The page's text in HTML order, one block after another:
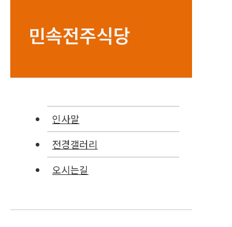
민속전주식당
인사말
전경갤러리
오시는길